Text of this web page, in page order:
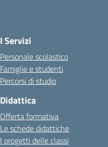
I Servizi
Personale scolastico
Famiglie e studenti
Percorsi di studio
Didattica
Offerta formativa
Le schede didattiche
I progetti delle classi